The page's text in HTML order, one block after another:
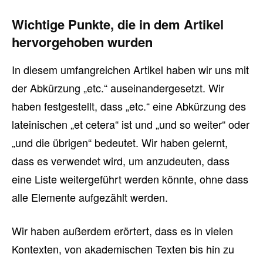
Wichtige Punkte, die in dem Artikel
hervorgehoben wurden
In diesem umfangreichen Artikel haben wir uns mit
der Abkürzung „etc.“ auseinandergesetzt. Wir
haben festgestellt, dass „etc.“ eine Abkürzung des
lateinischen „et cetera“ ist und „und so weiter“ oder
„und die übrigen“ bedeutet. Wir haben gelernt,
dass es verwendet wird, um anzudeuten, dass
eine Liste weitergeführt werden könnte, ohne dass
alle Elemente aufgezählt werden.
Wir haben außerdem erörtert, dass es in vielen
Kontexten, von akademischen Texten bis hin zu